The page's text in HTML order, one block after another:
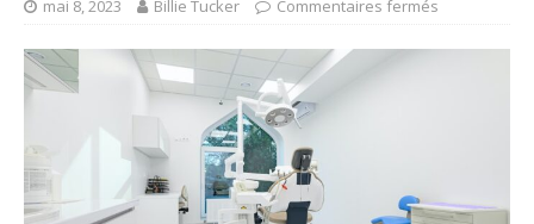
mai 8, 2023 Billie Tucker Commentaires fermés